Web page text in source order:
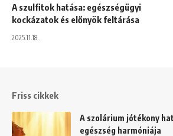
A szulfitok hatása: egészségügyi
kockázatok és előnyök feltárása
2025.11.18.
Friss cikkek
A szolárium jótékony
egészség harmóniája